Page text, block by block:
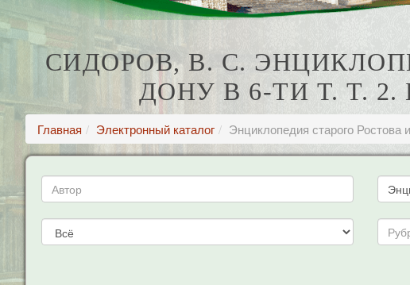
СИДОРОВ, В. С.
ДОНУ В 6-ТИ Т. Т.
Главная Электронный каталог Энциклопедия старого